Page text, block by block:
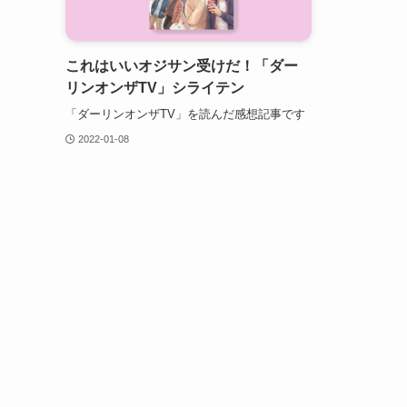
これはいいオジサン受けだ！「ダー
リンオンザTV」シライテン
「ダーリンオンザTV」を読んだ感想記事です
2022-01-08